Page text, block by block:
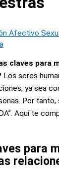
Afectivo
claves para
Los seres
ya sea
Por tanto,
Aquí te
para